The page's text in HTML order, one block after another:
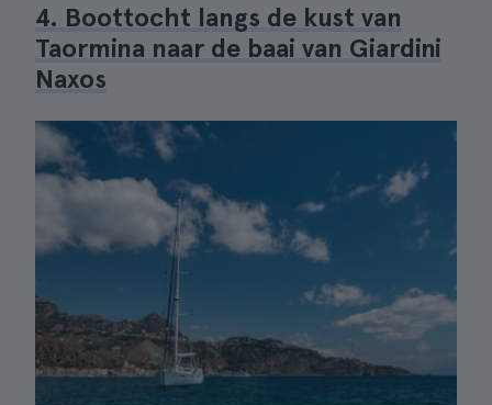
4. Boottocht langs de kust van
Taormina naar de baai van Giardini
Naxos